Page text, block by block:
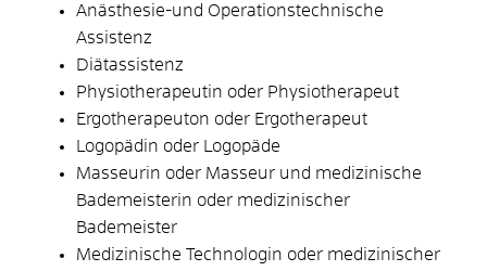
Anästhesie-und Operationstechnische
Assistenz
Diätassistenz
Physiotherapeutin oder Physiotherapeut
Ergotherapeuton oder Ergotherapeut
Logopädin oder Logopäde
Masseurin oder Masseur und medizinische
Bademeisterin oder medizinischer
Bademeister
Medizinische Technologin oder medizinischer